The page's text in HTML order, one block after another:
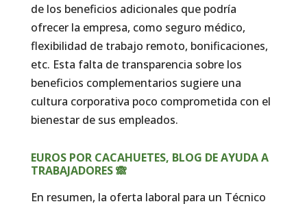
de los beneficios adicionales que podría
ofrecer la empresa, como seguro médico,
flexibilidad de trabajo remoto, bonificaciones,
etc. Esta falta de transparencia sobre los
beneficios complementarios sugiere una
cultura corporativa poco comprometida con el
bienestar de sus empleados.
EUROS POR CACAHUETES, BLOG DE AYUDA A
TRABAJADORES 🙈
En resumen, la oferta laboral para un Técnico